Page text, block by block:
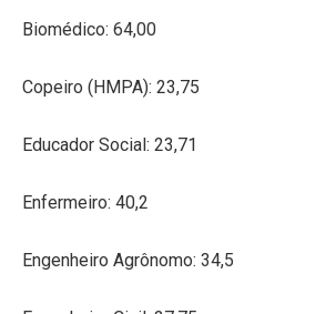
Biomédico: 64,00
Copeiro (HMPA): 23,75
Educador Social: 23,71
Enfermeiro: 40,2
Engenheiro Agrônomo: 34,5